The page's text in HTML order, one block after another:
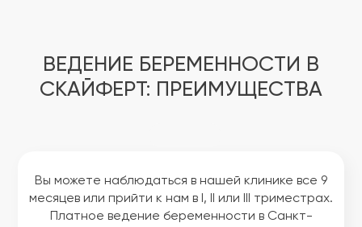
ВЕДЕНИЕ БЕРЕМЕННОСТИ В
СКАЙФЕРТ: ПРЕИМУЩЕСТВА
Вы можете наблюдаться в нашей клинике все 9
месяцев или прийти к нам в I, II или III триместрах.
Платное ведение беременности в Санкт-